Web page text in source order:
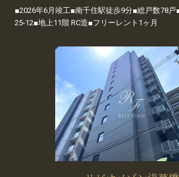
■2026年6月竣工■南千住駅徒歩9分■総戸数78
25-12■地上11階 RC造■フリーレント1ヶ月